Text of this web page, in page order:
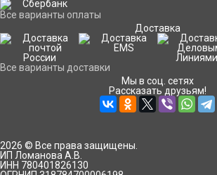
Все варианты оплаты
Доставка
Все варианты доставки
Мы в соц. сетях
Рассказать друзьям!
2026 © Все права защищены.
ИП Ломанова А.В.
ИНН 780401826130